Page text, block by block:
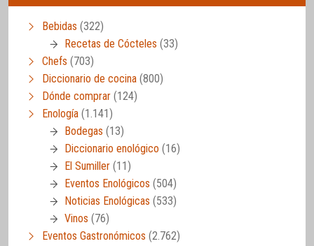
Bebidas (322)
Recetas de Cócteles (33)
Chefs (703)
Diccionario de cocina (800)
Dónde comprar (124)
Enología (1.141)
Bodegas (13)
Diccionario enológico (16)
El Sumiller (11)
Eventos Enológicos (504)
Noticias Enológicas (533)
Vinos (76)
Eventos Gastronómicos (2.762)